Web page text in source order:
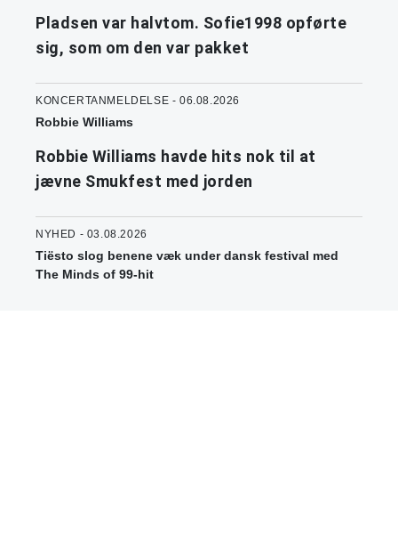
Pladsen var halvtom. Sofie1998 opførte
sig, som om den var pakket
KONCERTANMELDELSE - 06.08.2026
Robbie Williams
Robbie Williams havde hits nok til at
jævne Smukfest med jorden
NYHED - 03.08.2026
Tiësto slog benene væk under dansk festival med
The Minds of 99-hit